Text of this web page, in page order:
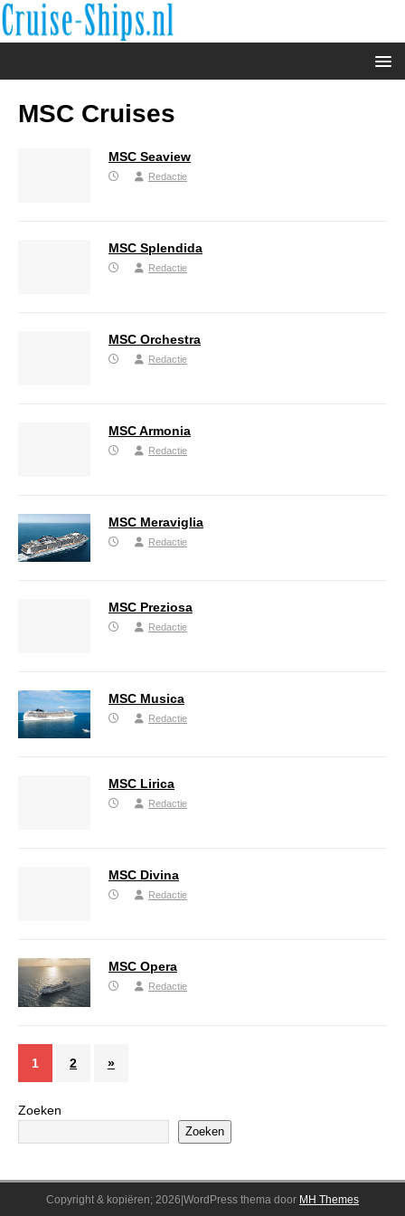
MSC Cruises
MSC Seaview
Redactie
MSC Splendida
Redactie
MSC Orchestra
Redactie
MSC Armonia
Redactie
MSC Meraviglia
Redactie
MSC Preziosa
Redactie
MSC Musica
Redactie
MSC Lirica
Redactie
MSC Divina
Redactie
MSC Opera
Redactie
1 2 »
Zoeken
Zoeken
Copyright & kopiëren; 2026|WordPress thema door MH Themes